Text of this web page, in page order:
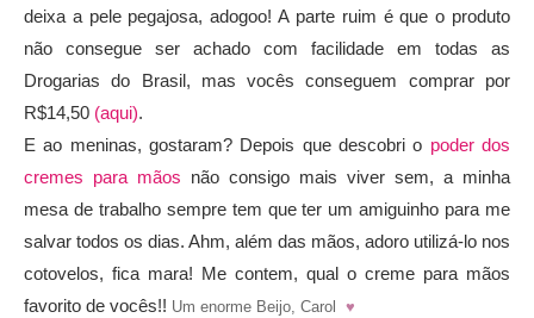
deixa a pele pegajosa, adogoo! A parte ruim é que o produto
não consegue ser achado com facilidade em todas as
Drogarias do Brasil, mas vocês conseguem comprar por
R$14,50 (aqui).
E ao meninas, gostaram? Depois que descobri o poder dos
cremes para mãos não consigo mais viver sem, a minha
mesa de trabalho sempre tem que ter um amiguinho para me
salvar todos os dias. Ahm, além das mãos, adoro utilizá-lo nos
cotovelos, fica mara! Me contem, qual o creme para mãos
favorito de vocês!! Um enorme Beijo, Carol ♥